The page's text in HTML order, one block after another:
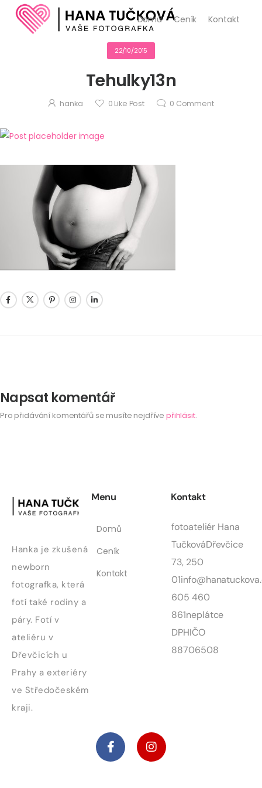
Domů Ceník Kontakt
22/10/2015
Tehulky13n
hanka 0 Like Post 0 Comment
Napsat komentář
Pro přidávání komentářů se musíte nejdříve přihlásit.
Hanka je zkušená
newborn
fotografka, která
fotí také rodiny a
páry. Fotí v
ateliéru v
Dřevčicích u
Prahy a exteriéry
ve Středočeském
kraji.
Menu
Domů
Ceník
Kontakt
Kontakt
fotoateliér Hana
TučkováDřevčice
73, 250
01
605 460
861neplátce
DPHIČO
88706508